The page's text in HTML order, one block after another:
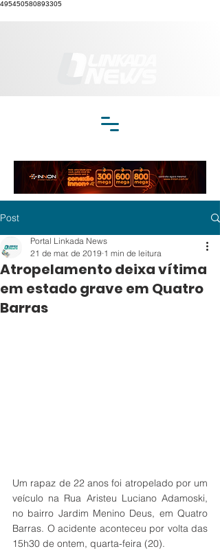
495450580893305
Post
Atropelamento deixa vítima
em estado grave em Quatro
Barras
Portal Linkada News
21 de mar. de 2019 1 min de leitura
Um rapaz de 22 anos foi atropelado por um
veículo na Rua Aristeu Luciano Adamoski,
no bairro Jardim Menino Deus, em Quatro
Barras. O acidente aconteceu por volta das
15h30 de ontem, quarta-feira (20).